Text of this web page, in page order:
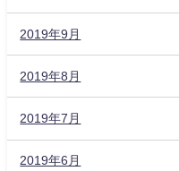
2019年9月
2019年8月
2019年7月
2019年6月